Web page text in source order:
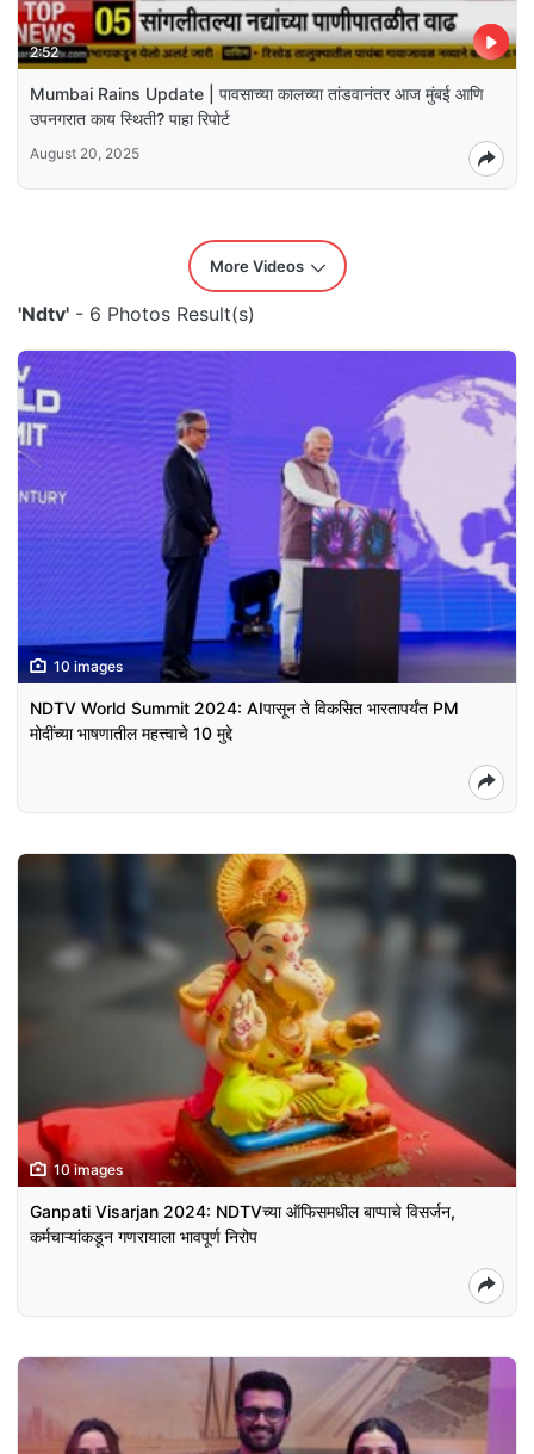
2:52
Mumbai Rains Update | पावसाच्या कालच्या तांडवानंतर आज मुंबई आणि
उपनगरात काय स्थिती? पाहा रिपोर्ट
August 20, 2025
More Videos
'Ndtv' - 6 Photos Result(s)
10 images
NDTV World Summit 2024: AIपासून ते विकसित भारतापर्यंत PM
मोदींच्या भाषणातील महत्त्वाचे 10 मुद्दे
10 images
Ganpati Visarjan 2024: NDTVच्या ऑफिसमधील बाप्पाचे विसर्जन,
कर्मचाऱ्यांकडून गणरायाला भावपूर्ण निरोप